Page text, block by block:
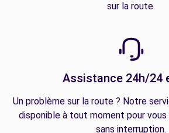
sur la route.
Assistance 24h/24
Un problème sur la route ? Notre
disponible à tout moment pour vous
sans interruption.